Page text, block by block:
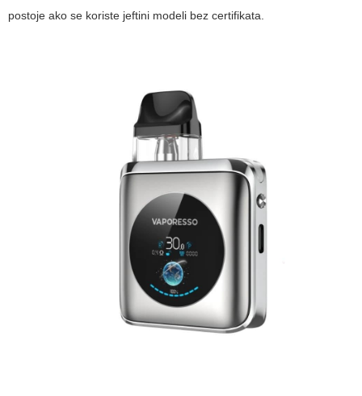
postoje ako se koriste jeftini modeli bez certifikata.